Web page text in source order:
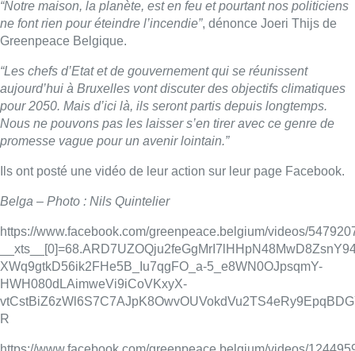
https://www.facebook.com/greenpeace.belgium/videos/
HWH080dLAimweVi9iCoVKxyX-
R
https://www.facebook.com/greenpeace.belgium/videos/
yNRlNlW__YN8-
R
Lire aussi :
Pizza Nizar: un coup de pub